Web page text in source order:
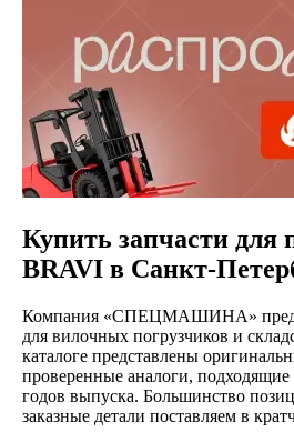
Купить запчасти для
BRAVI в Санкт-
Компания «СПЕЦМАШИНА»
для вилочных погрузчиков и
каталоге представлены
проверенные аналоги,
годов выпуска. Большинство
заказные детали поставляем в